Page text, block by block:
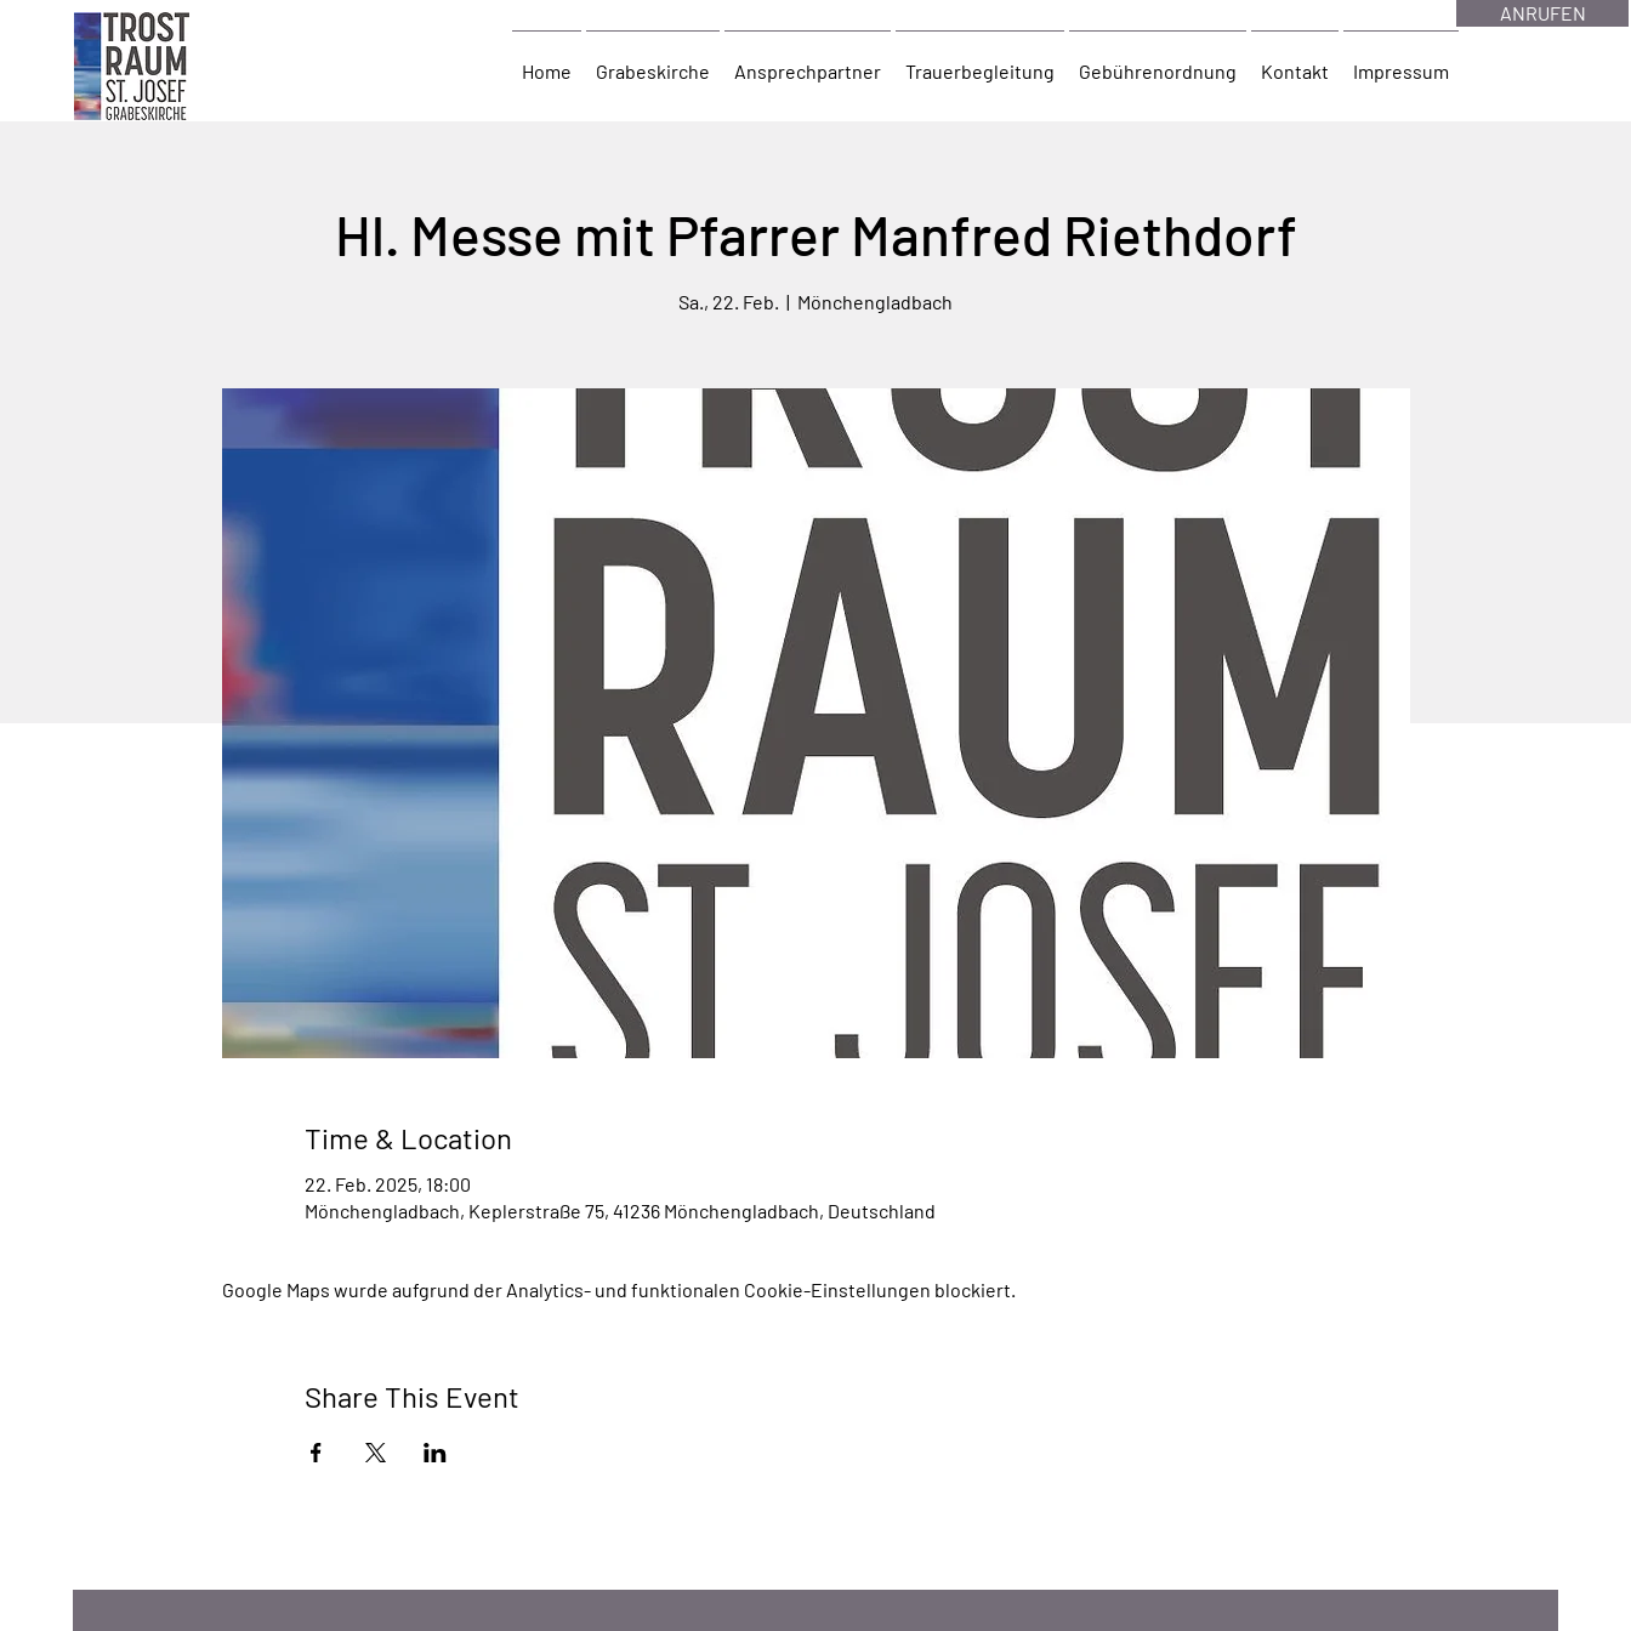
Home Grabeskirche Ansprechpartner Trauerbegleitung Gebührenordnung Kontakt Impressum
ANRUFEN
Hl. Messe mit Pfarrer Manfred Riethdorf
Sa., 22. Feb.
  |
Mönchengladbach
Time & Location
22. Feb. 2025, 18:00
Mönchengladbach, Keplerstraße 75, 41236 Mönchengladbach, Deutschland
Google Maps wurde aufgrund der Analytics- und funktionalen Cookie-Einstellungen blockiert.
Share This Event